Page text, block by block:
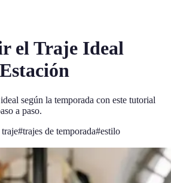
el Traje Ideal
según la temporada con este tutorial
a paso.
#trajes de temporada#estilo